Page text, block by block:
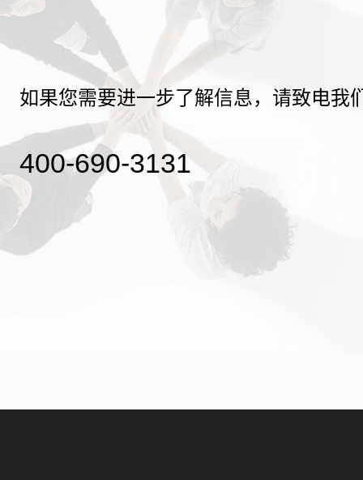
如果您需要进一步了解信息，请致电我
400-690-3131